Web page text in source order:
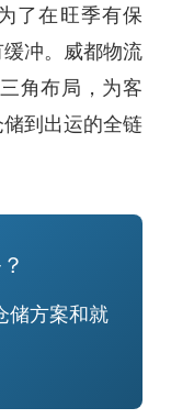
了在旺季有保
冲。威都物流
角布局，为客
到出运的全链
储方案和就